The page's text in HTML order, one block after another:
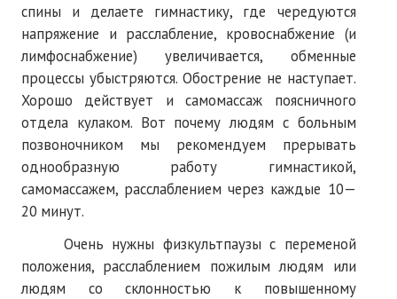
спины и делаете гимнастику, где чередуются
напряжение и расслабление, кровоснабжение (и
лимфоснабжение) увеличивается, обменные
процессы убыстряются. Обострение не наступает.
Хорошо действует и самомассаж поясничного
отдела кулаком. Вот почему людям с больным
позвоночником мы рекомендуем прерывать
однообразную работу гимнастикой,
самомассажем, расслаблением через каждые 10—
20 минут.
Очень нужны физкультпаузы с переменой
положения, расслаблением пожилым людям или
людям со склонностью к повышенному